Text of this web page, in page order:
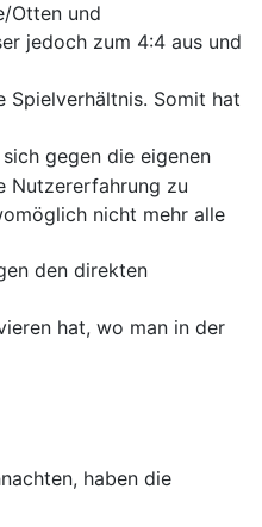
Otten und
jedoch zum 4:4 aus und
Spielverhältnis. Somit hat
gegen die eigenen
den direkten
hat, wo man in der
haben die
Nutzererfahrung zu
nicht mehr alle